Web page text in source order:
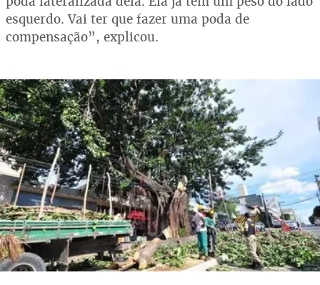
esquerdo. Vai ter que fazer uma poda de
compensação”, explicou.